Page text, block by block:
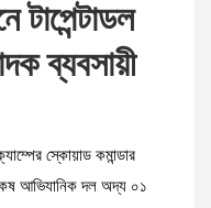
টাপেন্টাডল
ব্যবসায়ী
স্কোয়াড কমান্ডার
আভিযানিক দল অদ্য ০১